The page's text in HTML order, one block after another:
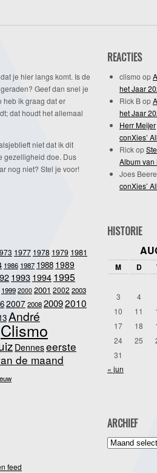
je hier langs komt. Is de
Geef dan snel je
heb ik graag dat er
dat houdt het allemaal
niet dat ik dit
gezelligheid doe. Dus
nog niet? Stel je voor!
REACTIES
clismo op
het Jaar
Rick Bop
het Jaar
Herr Meijer
conXies’
Rickop
Album van
Joes
conXies’
1977 1978 1979 1981
1986 1987 1988 1989
1993 1994 1995
1999 2000 2001 2002 2003
2007200820092010
André
Clismo
Denneseerste
de maand
HISTORIE
M D
3
4
10
11
17
18
24
25
31
« jun
feed
ARCHIEF
Archief